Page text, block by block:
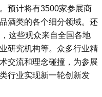
预计将有3500家参展商
酒类的各个细分领域。还
这些观众来自全国各地
研究机构等。众多行业精
交流和理念碰撞，为参展
行业实现新一轮创新发